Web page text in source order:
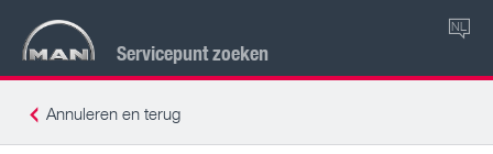
Servicepunt zoeken
NL
Annuleren en terug